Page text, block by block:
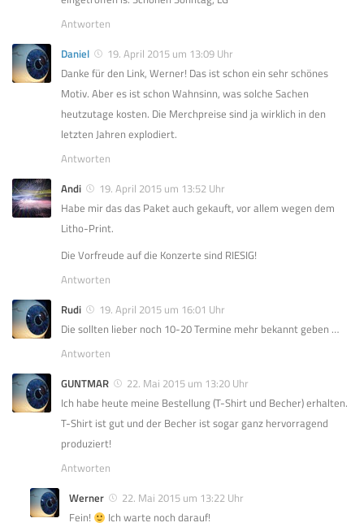
Antworten
Daniel
19. April 2015 um 13:09 Uhr
Danke für den Link, Werner! Das ist schon ein sehr schönes
Motiv. Aber es ist schon Wahnsinn, was solche Sachen
heutzutage kosten. Die Merchpreise sind ja wirklich in den
letzten Jahren explodiert.
Antworten
Andi
19. April 2015 um 13:52 Uhr
Habe mir das das Paket auch gekauft, vor allem wegen dem
Litho-Print.
Die Vorfreude auf die Konzerte sind RIESIG!
Antworten
Rudi
19. April 2015 um 16:01 Uhr
Die sollten lieber noch 10-20 Termine mehr bekannt geben …
Antworten
GUNTMAR
22. Mai 2015 um 13:20 Uhr
Ich habe heute meine Bestellung (T-Shirt und Becher) erhalten.
T-Shirt ist gut und der Becher ist sogar ganz hervorragend
produziert!
Antworten
Werner
22. Mai 2015 um 13:22 Uhr
Fein!
Ich warte noch darauf!